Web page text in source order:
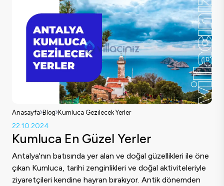
Anasayfa Blog Kumluca Gezilecek Yerler
22.10.2024
Kumluca En Güzel Yerler
Antalya'nın batısında yer alan ve doğal güzellikleri ile öne
çıkan Kumluca, tarihi zenginlikleri ve doğal aktiviteleriyle
ziyaretçileri kendine hayran bırakıyor. Antik dönemden